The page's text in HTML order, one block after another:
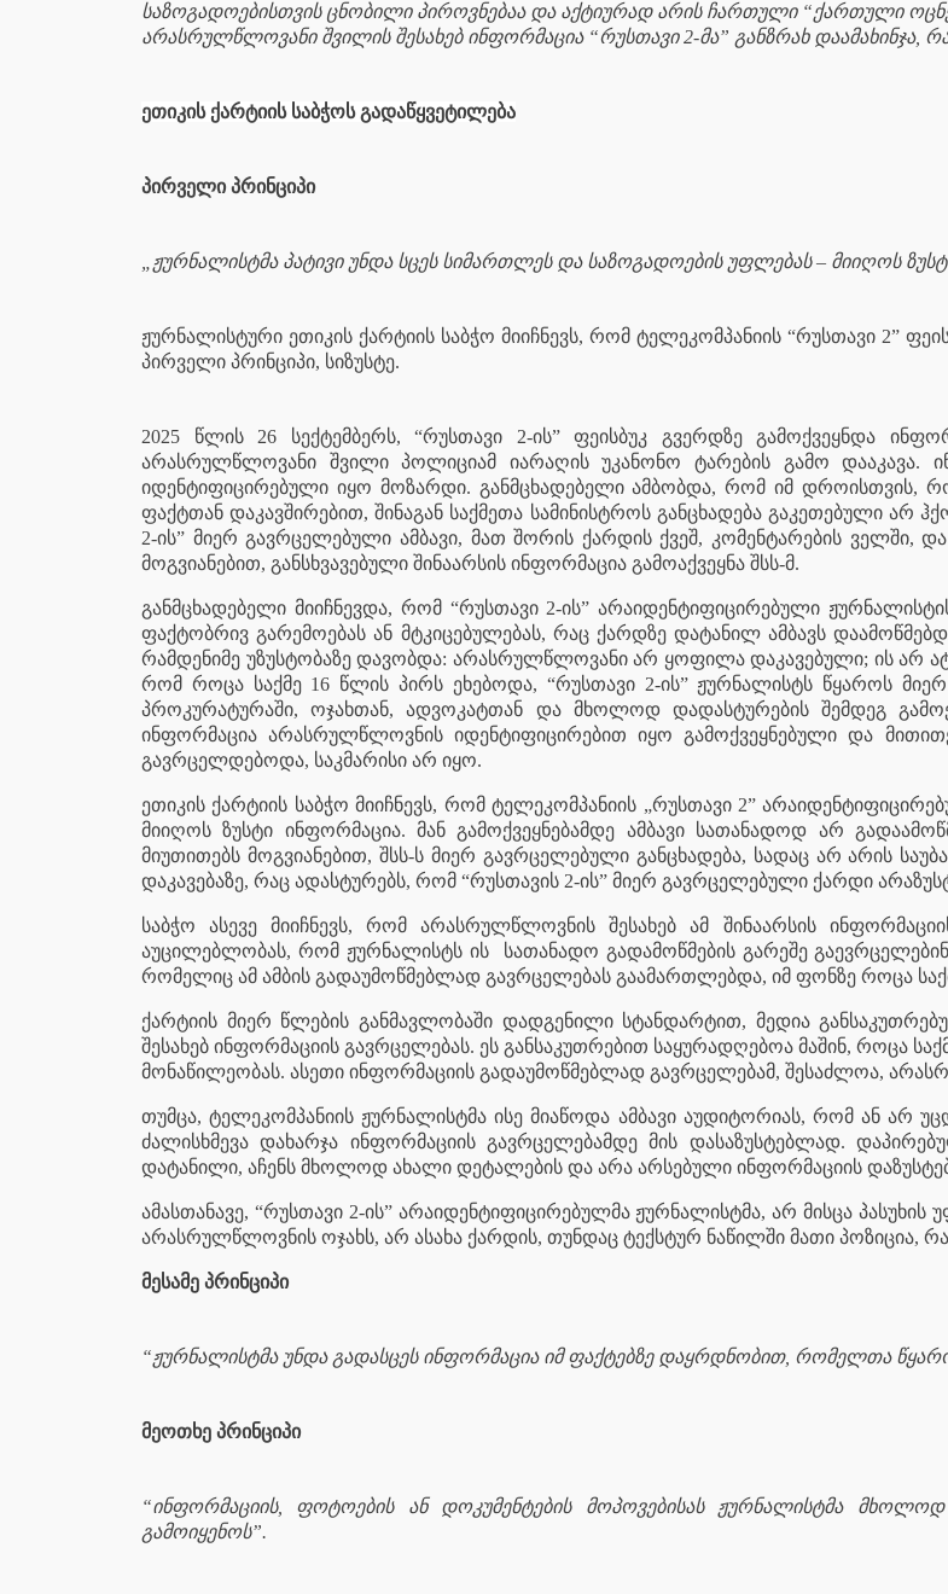
საზოგადოებისთვის ცნობილი პიროვნებაა და აქტიურად არის ჩართული “ქართული
არასრულწლოვანი შვილის შესახებ ინფორმაცია “რუსთავი 2-მა” განზრახ დაამახინჯა,
ეთიკის ქარტიის საბჭოს გადაწყვეტილება
პირველი პრინციპი
„ჟურნალისტმა პატივი უნდა სცეს სიმართლეს და საზოგადოების უფლებას – მიიღოს
ჟურნალისტური ეთიკის ქარტიის საბჭო მიიჩნევს, რომ ტელეკომპანიის “რუსთავი 2”
პირველი პრინციპი, სიზუსტე.
2025 წლის 26 სექტემბერს, “რუსთავი 2-ის” ფეისბუკ გვერდზე გამოქვეყნდა
არასრულწლოვანი შვილი პოლიციამ იარაღის უკანონო ტარების გამო დააკავა.
იდენტიფიცირებული იყო მოზარდი. განმცხადებელი ამბობდა, რომ იმ დროისთვის,
ფაქტთან დაკავშირებით, შინაგან საქმეთა სამინისტროს განცხადება გაკეთებული
2-ის” მიერ გავრცელებული ამბავი, მათ შორის ქარდის ქვეშ, კომენტარების ველში,
მოგვიანებით, განსხვავებული შინაარსის ინფორმაცია გამოაქვეყნა შსს-მ.
განმცხადებელი მიიჩნევდა, რომ “რუსთავი 2-ის” არაიდენტიფიცირებული
ფაქტობრივ გარემოებას ან მტკიცებულებას, რაც ქარდზე დატანილ ამბავს
რამდენიმე უზუსტობაზე დავობდა: არასრულწლოვანი არ ყოფილა დაკავებული; ის არ
რომ როცა საქმე 16 წლის პირს ეხებოდა, “რუსთავი 2-ის” ჟურნალისტს წყაროს
პროკურატურაში, ოჯახთან, ადვოკატთან და მხოლოდ დადასტურების შემდეგ
ინფორმაცია არასრულწლოვნის იდენტიფიცირებით იყო გამოქვეყნებული და
გავრცელდებოდა, საკმარისი არ იყო.
ეთიკის ქარტიის საბჭო მიიჩნევს, რომ ტელეკომპანიის „რუსთავი 2”
მიიღოს ზუსტი ინფორმაცია. მან გამოქვეყნებამდე ამბავი სათანადოდ არ
მიუთითებს მოგვიანებით, შსს-ს მიერ გავრცელებული განცხადება, სადაც არ არის
დაკავებაზე, რაც ადასტურებს, რომ “რუსთავის 2-ის” მიერ გავრცელებული ქარდი
საბჭო ასევე მიიჩნევს, რომ არასრულწლოვნის შესახებ ამ შინაარსის
აუცილებლობას, რომ ჟურნალისტს ის
სათანადო გადამოწმების გარეშე
რომელიც ამ ამბის გადაუმოწმებლად გავრცელებას გაამართლებდა, იმ ფონზე როცა
ქარტიის მიერ წლების განმავლობაში დადგენილი სტანდარტით, მედია
შესახებ ინფორმაციის გავრცელებას. ეს განსაკუთრებით საყურადღებოა მაშინ, როცა
მონაწილეობას. ასეთი ინფორმაციის გადაუმოწმებლად გავრცელებამ, შესაძლოა,
თუმცა, ტელეკომპანიის ჟურნალისტმა ისე მიაწოდა ამბავი აუდიტორიას, რომ ან არ
ძალისხმევა დახარჯა ინფორმაციის გავრცელებამდე მის დასაზუსტებლად.
დატანილი, აჩენს მხოლოდ ახალი დეტალების და არა არსებული ინფორმაციის
ამასთანავე, “რუსთავი 2-ის” არაიდენტიფიცირებულმა ჟურნალისტმა, არ მისცა
არასრულწლოვნის ოჯახს, არ ასახა ქარდის, თუნდაც ტექსტურ ნაწილში მათი პოზიცია,
მესამე პრინციპი
“ჟურნალისტმა უნდა გადასცეს ინფორმაცია იმ ფაქტებზე დაყრდნობით, რომელთა
მეოთხე პრინციპი
“ინფორმაციის, ფოტოების ან დოკუმენტების მოპოვებისას ჟურნალისტმა
გამოიყენოს”.